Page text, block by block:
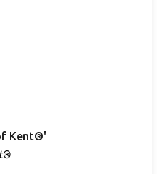
Kent®'